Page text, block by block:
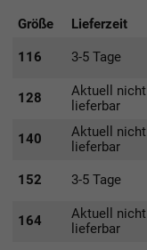
Größe Lieferzeit
116 3-5 Tage
128
Aktuell nicht
lieferbar
140
Aktuell nicht
lieferbar
152 3-5 Tage
164
Aktuell nicht
lieferbar